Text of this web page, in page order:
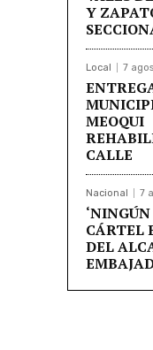
Y
Local 7
MEOQUI
CALLE
Nacional 7
CÁRTEL
DEL